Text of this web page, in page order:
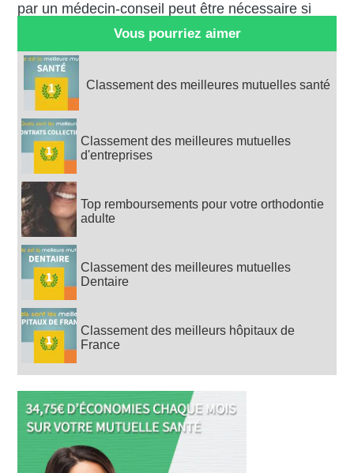
par un médecin-conseil peut être nécessaire si
une incapacité permanente est retenue.
Vous pourriez aimer
Classement des meilleures mutuelles santé
Classement des meilleures mutuelles
d'entreprises
Top remboursements pour votre orthodontie
adulte
Classement des meilleures mutuelles
Dentaire
Classement des meilleurs hôpitaux de
France